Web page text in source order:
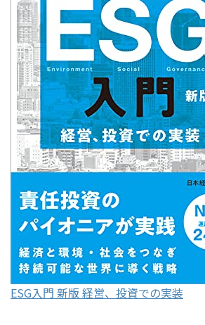
ESG入門 新版 経営、投資での実装